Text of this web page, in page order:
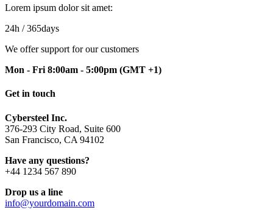
Lorem ipsum dolor sit amet:
24h / 365days
We offer support for our customers
Mon - Fri 8:00am - 5:00pm (GMT +1)
Get in touch
Cybersteel Inc.
376-293 City Road, Suite 600
San Francisco, CA 94102
Have any questions?
+44 1234 567 890
Drop us a line
info@yourdomain.com